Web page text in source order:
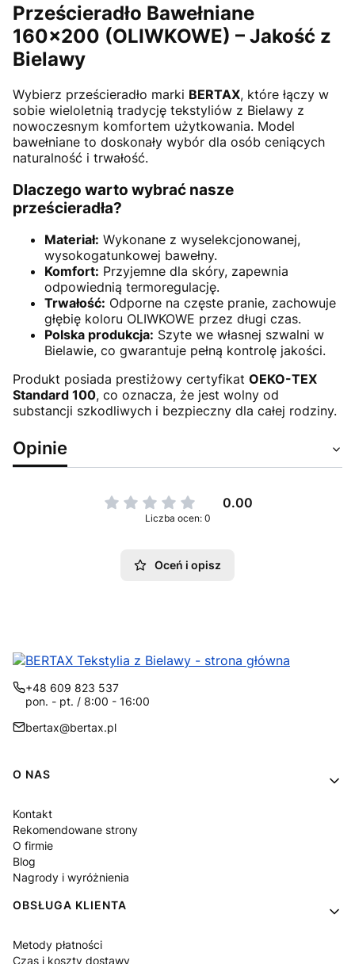
Prześcieradło Bawełniane
160x200 (OLIWKOWE) – Jakość z
Bielawy
Wybierz prześcieradło marki BERTAX, które łączy w
sobie wieloletnią tradycję tekstyliów z Bielawy z
nowoczesnym komfortem użytkowania. Model
bawełniane to doskonały wybór dla osób ceniących
naturalność i trwałość.
Dlaczego warto wybrać nasze
prześcieradła?
Materiał: Wykonane z wyselekcjonowanej,
wysokogatunkowej bawełny.
Komfort: Przyjemne dla skóry, zapewnia
odpowiednią termoregulację.
Trwałość: Odporne na częste pranie, zachowuje
głębię koloru OLIWKOWE przez długi czas.
Polska produkcja: Szyte we własnej szwalni w
Bielawie, co gwarantuje pełną kontrolę jakości.
Produkt posiada prestiżowy certyfikat OEKO-TEX
Standard 100, co oznacza, że jest wolny od
substancji szkodliwych i bezpieczny dla całej rodziny.
Opinie
0.00
Liczba ocen: 0
Oceń i opisz
+48 609 823 537
pon. - pt. / 8:00 - 16:00
bertax@bertax.pl
Linki w stopce
O NAS
Kontakt
Rekomendowane strony
O firmie
Blog
Nagrody i wyróżnienia
OBSŁUGA KLIENTA
Metody płatności
Czas i koszty dostawy